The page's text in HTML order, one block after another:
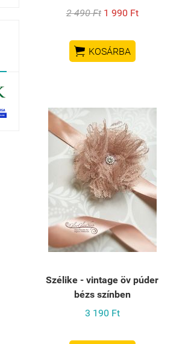
2 490 Ft 1 990 Ft
 KOSÁRBA
Szélike - vintage öv púder
bézs színben
3 190 Ft